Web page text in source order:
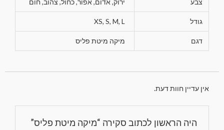
גודל XS, S, M, L
דגם מיקה מיטת פליס
אין עדיין חוות דעת.
היה הראשון לכתוב סקירה “מיקה מיטת פליס”